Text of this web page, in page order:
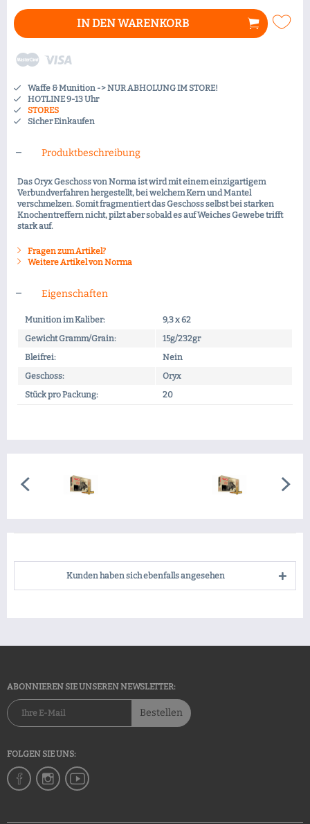
IN DENWARENKORB
Waffe & Munition -> NUR ABHOLUNG IM STORE!
HOTLINE 9-13 Uhr
STORES
Sicher Einkaufen
Produktbeschreibung
Das Oryx Geschoss von Norma ist wird mit einem einzigartigem
Verbundverfahren hergestellt, bei welchem Kern und Mantel
verschmelzen. Somit fragmentiert das Geschoss selbst bei starken
Knochentreffern nicht, pilzt aber sobald es auf Weiches Gewebe trifft
stark auf.
Fragen zum Artikel?
Weitere Artikel von Norma
Eigenschaften
Munition im Kaliber:
9,3 x 62
Gewicht Gramm/Grain:
15g/232gr
Bleifrei:
Nein
Geschoss:
Oryx
Stück pro Packung:
20
Kunden haben sich ebenfalls angesehen
ABONNIEREN SIE UNSEREN NEWSLETTER:
Bestellen
FOLGEN SIE UNS: